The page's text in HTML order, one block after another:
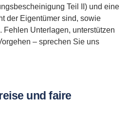
Teil II) und eine
der Eigentümer sind, sowie
Fehlen Unterlagen, unterstützen
– sprechen Sie uns
und faire